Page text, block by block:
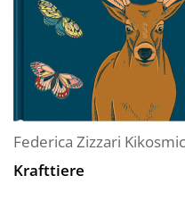
Federica Zizzari
Krafttiere